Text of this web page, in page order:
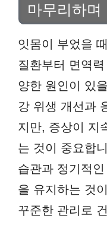
마무리하며
잇몸이 부었을
질환부터 면역
양한 원인이 있
강 위생 개선과
지만, 증상이 지
는 것이 중요합
습관과 정기적
을 유지하는 것
꾸준한 관리로